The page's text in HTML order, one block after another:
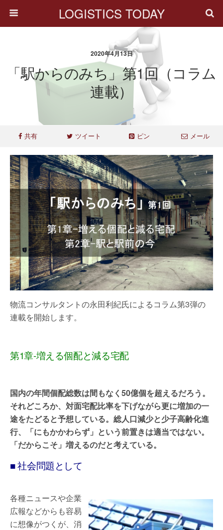
LOGISTICS TODAY
2020年4月13日
「駅からのみち」第1回（コラム
連載）
共有 ツイート ピン メール
物流コンサルタントの永田利紀氏によるコラム第3弾の
連載を開始します。
第1章-増える個配と減る宅配
国内の年間個配総数は間もなく50億個を超えるだろう。
それどころか、対面宅配比率を下げながら更に増加の一
途をたどると予想している。総人口減少と少子高齢化進
行、「にもかかわらず」という前置きは適当ではない。
「だからこそ」増えるのだと考えている。
■ 社会問題として
各種ニュースや企業
広報などからも容易
に想像がつくが、消